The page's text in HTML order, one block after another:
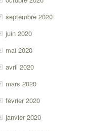
septembre 2020
juin 2020
mai 2020
avril 2020
mars 2020
février 2020
janvier 2020